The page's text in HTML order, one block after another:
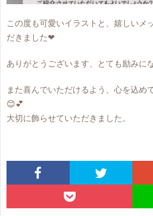
この度も可愛いイラストと、嬉しいメ
だきました❤
ありがとうございます、とても励みに
また喜んでいただけるよう、心を込め
😊💕
大切に飾らせていただきました。